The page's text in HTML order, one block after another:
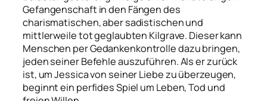
Gefangenschaft in den Fängen des
charismatischen, aber sadistischen und
mittlerweile tot geglaubten Kilgrave. Dieser kann
Menschen per Gedankenkontrolle dazu bringen,
jeden seiner Befehle auszuführen. Als er zurück
ist, um Jessica von seiner Liebe zu überzeugen,
beginnt ein perfides Spiel um Leben, Tod und